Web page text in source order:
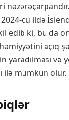
cü ildə
edib ki, bu da
açıq
yaradılması və
ilə mümkün olur.